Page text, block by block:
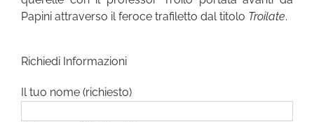
Papini attraverso il feroce trafiletto dal titolo Troilate.
Richiedi Informazioni
Il tuo nome (richiesto)